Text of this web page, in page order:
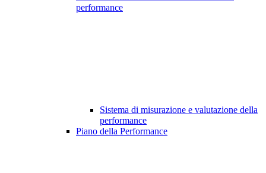
performance
Sistema di misurazione e valutazione della
performance
Piano della Performance